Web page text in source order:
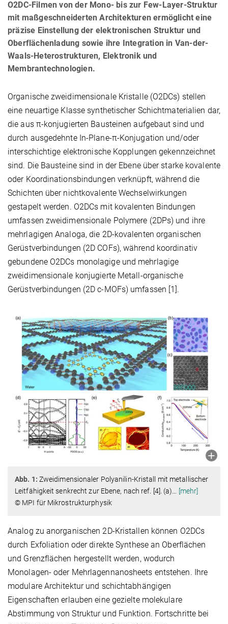
O2DC-Filmen von der Mono- bis zur Few-Layer-Struktur
mit maßgeschneiderten Architekturen ermöglicht eine
präzise Einstellung der elektronischen Struktur und
Oberflächenladung sowie ihre Integration in Van-der-
Waals-Heterostrukturen, Elektronik und
Membrantechnologien.
Organische zweidimensionale Kristalle (O2DCs) stellen
eine neuartige Klasse synthetischer Schichtmaterialien dar,
die aus π-konjugierten Bausteinen aufgebaut sind und
durch ausgedehnte In-Plane-π-Konjugation und/oder
interschichtige elektronische Kopplungen gekennzeichnet
sind. Die Bausteine sind in der Ebene über starke kovalente
oder Koordinationsbindungen verknüpft, während die
Schichten über nichtkovalente Wechselwirkungen
gestapelt werden. O2DCs mit kovalenten Bindungen
umfassen zweidimensionale Polymere (2DPs) und ihre
mehrlagigen Analoga, die 2D-kovalenten organischen
Gerüstverbindungen (2D COFs), während koordinativ
gebundene O2DCs monolagige und mehrlagige
zweidimensionale konjugierte Metall-organische
Gerüstverbindungen (2D c-MOFs) umfassen [1].
Abb. 1: Zweidimensionaler Polyanilin-Kristall mit metallischer
Leitfähigkeit senkrecht zur Ebene, nach ref. [4]. (a)… [mehr]
© MPI für Mikrostrukturphysik
Analog zu anorganischen 2D-Kristallen können O2DCs
durch Exfoliation oder direkte Synthese an Oberflächen
und Grenzflächen hergestellt werden, wodurch
Monolagen- oder Mehrlagennanosheets entstehen. Ihre
modulare Architektur und schichtabhängigen
Eigenschaften erlauben eine gezielte molekulare
Abstimmung von Struktur und Funktion. Fortschritte bei